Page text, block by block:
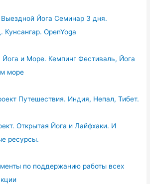
Выездной Йога Семинар 3 дня.
OpenYoga
Йога и Море. Кемпинг Фестиваль, Йога
море
Путешествия. Индия, Непал, Тибет.
Открытая Йога и Лайфхаки. И
ресурсы.
по поддержанию работы всех